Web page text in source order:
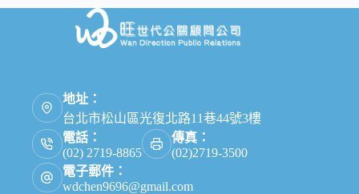
地址：
台北市松山區光復北路11巷44號3樓
電話：
(02) 2719-8865
傳真：
(02)2719-3500
電子郵件：
wdchen9696@gmail.com